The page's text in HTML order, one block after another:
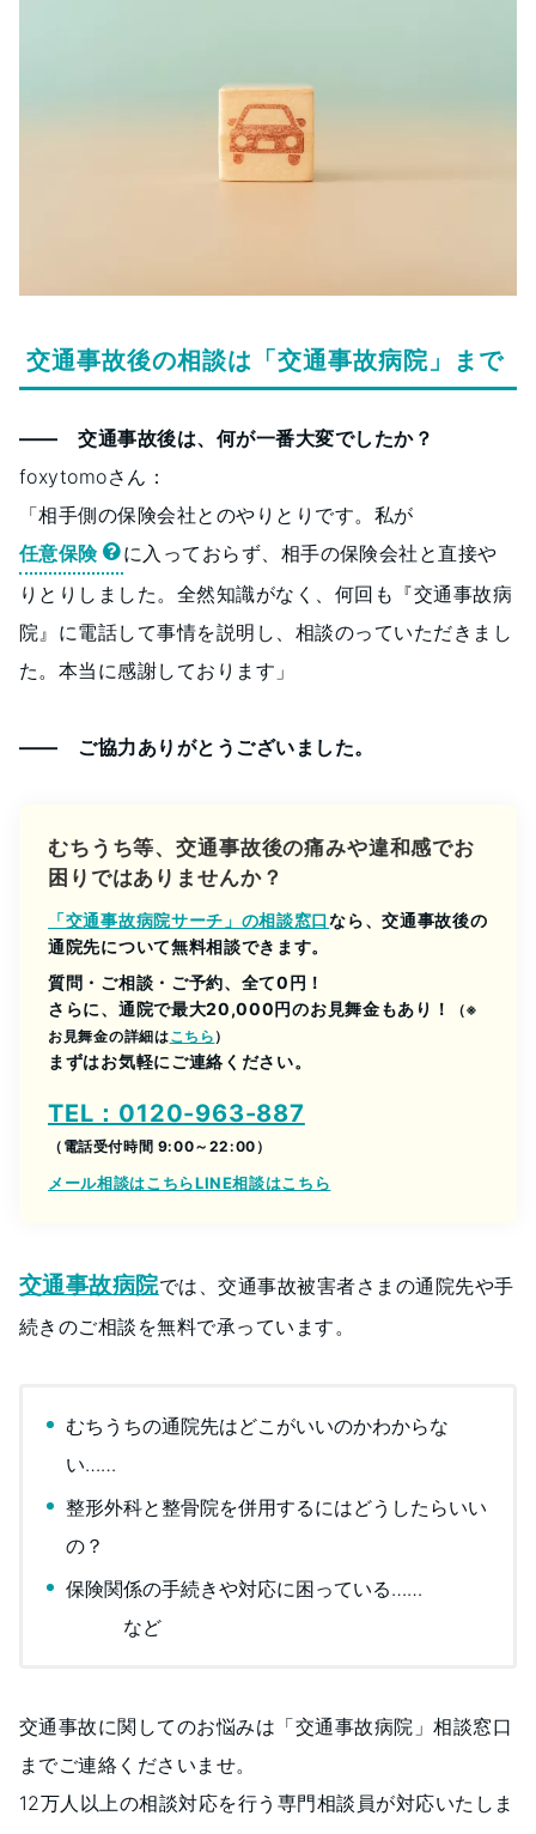
交通事故後の相談は「交通事故病院」まで
―― 交通事故後は、何が一番大変でしたか？
foxytomoさん：
「相手側の保険会社とのやりとりです。私が
任意保険
に入っておらず、相手の保険会社と直接や
りとりしました。全然知識がなく、何回も『交通事故病
院』に電話して事情を説明し、相談のっていただきまし
た。本当に感謝しております」
―― ご協力ありがとうございました。
むちうち等、交通事故後の痛みや違和感でお
困りではありませんか？
「交通事故病院サーチ」の相談窓口なら、交通事故後の
通院先について無料相談できます。
質問・ご相談・ご予約、全て0円！
さらに、通院で最大20,000円のお見舞金もあり！
（※
お見舞金の詳細はこちら ）
まずはお気軽にご連絡ください。
TEL：0120-963-887
（電話受付時間 9:00～22:00）
メール相談はこちらLINE相談はこちら
交通事故病院では、交通事故被害者さまの通院先や手
続きのご相談を無料で承っています。
むちうちの通院先はどこがいいのかわからな
い……
整形外科と整骨院を併用するにはどうしたらいい
の？
保険関係の手続きや対応に困っている……
など
交通事故に関してのお悩みは「交通事故病院」相談窓口
までご連絡くださいませ。
12万人以上の相談対応を行う専門相談員が対応いたしま